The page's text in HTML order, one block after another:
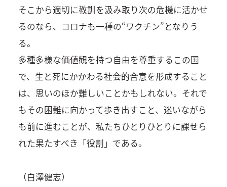
そこから適切に教訓を汲み取り次の危機に活かせ
るのなら、コロナも一種の“ワクチン”となりう
る。
多種多様な価値観を持つ自由を尊重するこの国
で、生と死にかかわる社会的合意を形成すること
は、思いのほか難しいことかもしれない。それで
もその困難に向かって歩き出すこと、迷いながら
も前に進むことが、私たちひとりひとりに課せら
れた果たすべき「役割」である。
（白澤健志）